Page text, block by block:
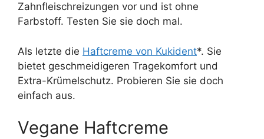
Zahnfleischreizungen vor und ist ohne
Farbstoff. Testen Sie sie doch mal.
Als letzte die Haftcreme von Kukident*. Sie
bietet geschmeidigeren Tragekomfort und
Extra-Krümelschutz. Probieren Sie sie doch
einfach aus.
Vegane Haftcreme